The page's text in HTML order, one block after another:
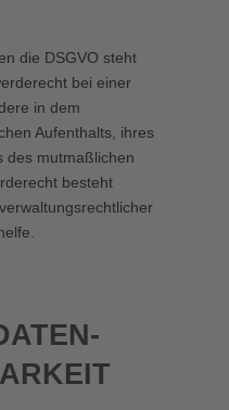
die DSGVO steht
bei einer
in dem
Aufenthalts, ihres
des mutmaßlichen
besteht